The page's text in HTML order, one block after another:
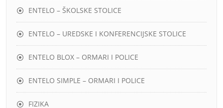
ENTELO – ŠKOLSKE STOLICE
ENTELO – UREDSKE I KONFERENCIJSKE STOLICE
ENTELO BLOX – ORMARI I POLICE
ENTELO SIMPLE – ORMARI I POLICE
FIZIKA